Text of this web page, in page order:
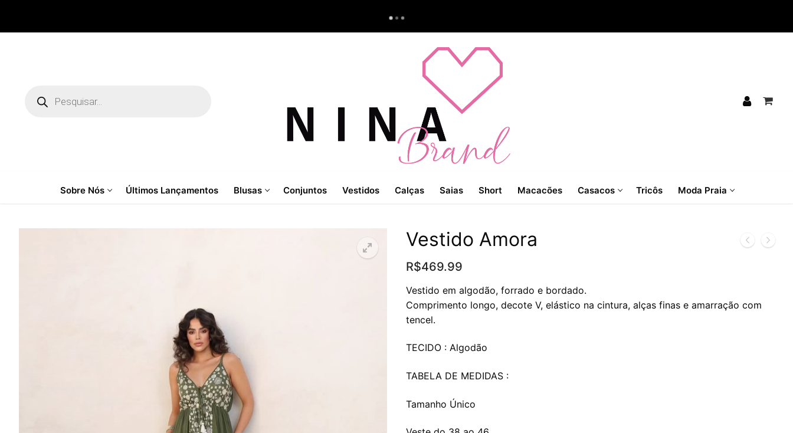
produtos
Sobre Nós Últimos Lançamentos Blusas Conjuntos Vestidos Calças Saias Short Macacões Casacos Tricôs Moda Praia
Vestido Amora
R$469.99
Vestido em algodão, forrado e bordado.
Comprimento longo, decote V, elástico na cintura, alças finas e amarração com
tencel.
TECIDO : Algodão
TABELA DE MEDIDAS :
Tamanho Único